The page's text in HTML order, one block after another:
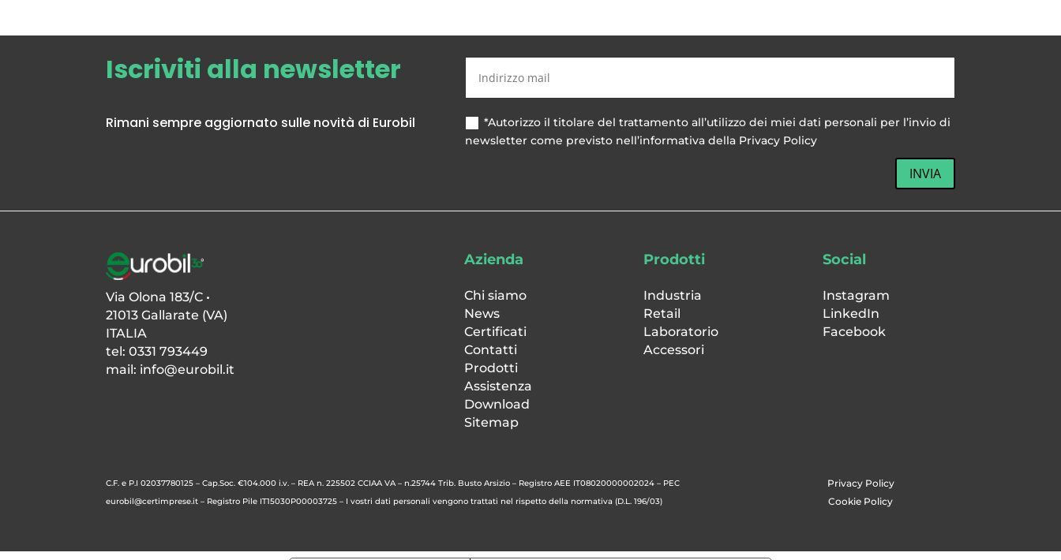
Iscriviti alla newsletter
Rimani sempre aggiornato sulle novità di Eurobil
*Autorizzo il titolare del trattamento all’utilizzo dei miei dati personali per l’invio di
newsletter come previsto nell’informativa della Privacy Policy
INVIA
Via Olona 183/C •
21013 Gallarate (VA)
ITALIA
tel: 0331 793449
mail: info@eurobil.it
Azienda
Chi siamo
News
Certificati
Contatti
Prodotti
Assistenza
Download
Sitemap
Prodotti
Industria
Retail
Laboratorio
Accessori
Social
Instagram
LinkedIn
Facebook
C.F. e P.I 02037780125 – Cap.Soc. €104.000 i.v. – REA n. 225502 CCIAA VA – n.25744 Trib. Busto Arsizio – Registro AEE IT08020000002024 – PEC
eurobil@certimprese.it – Registro Pile IT15030P00003725 – I vostri dati personali vengono trattati nel rispetto della normativa (D.L. 196/03)
Privacy Policy
Cookie Policy